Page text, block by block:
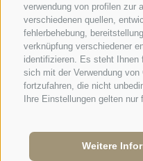
verwendung von profilen zur
verschiedenen quellen,
fehlerbehebung,
verknüpfung verschiedener
identifizieren. Es steht Ihnen
sich mit der Verwendung
fortzufahren, die nicht
Ihre Einstellungen gelten
Weitere